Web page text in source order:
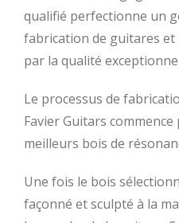
qualifié perfectionne un
fabrication de guitares et
par la qualité
Le processus de
Favier Guitars
meilleurs bois de
Une fois le bois
façonné et sculpté à la